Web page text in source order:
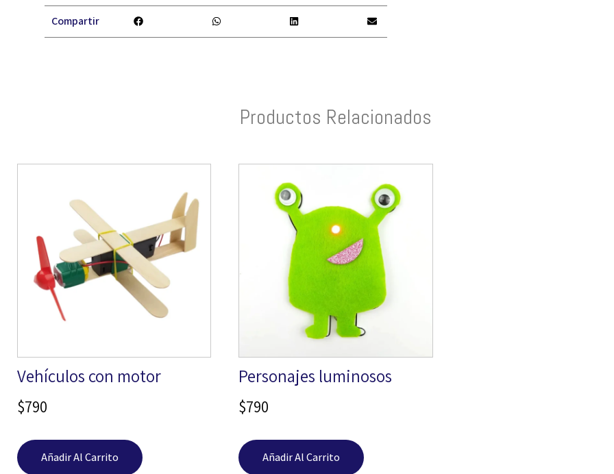
Compartir
Productos Relacionados
Vehículos con motor
$790
Añadir Al Carrito
Personajes luminosos
$790
Añadir Al Carrito